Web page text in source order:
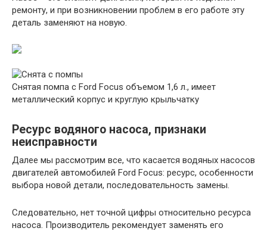
ремонту, и при возникновении проблем в его работе эту
деталь заменяют на новую.
Снятая помпа с Ford Focus объемом 1,6 л., имеет
металлический корпус и круглую крыльчатку
Ресурс водяного насоса, признаки
неисправности
Далее мы рассмотрим все, что касается водяных насосов
двигателей автомобилей Ford Focus: ресурс, особенности
выбора новой детали, последовательность замены.
Следовательно, нет точной цифры относительно ресурса
насоса. Производитель рекомендует заменять его